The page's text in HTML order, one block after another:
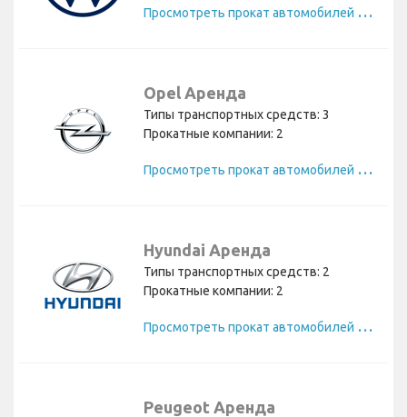
П
росмотреть прокат автомобилей Volkswagen
Opel Аренда
Типы транспортных средств: 3
Прокатные компании: 2
П
росмотреть прокат автомобилей Opel
Hyundai Аренда
Типы транспортных средств: 2
Прокатные компании: 2
П
росмотреть прокат автомобилей Hyundai
Peugeot Аренда